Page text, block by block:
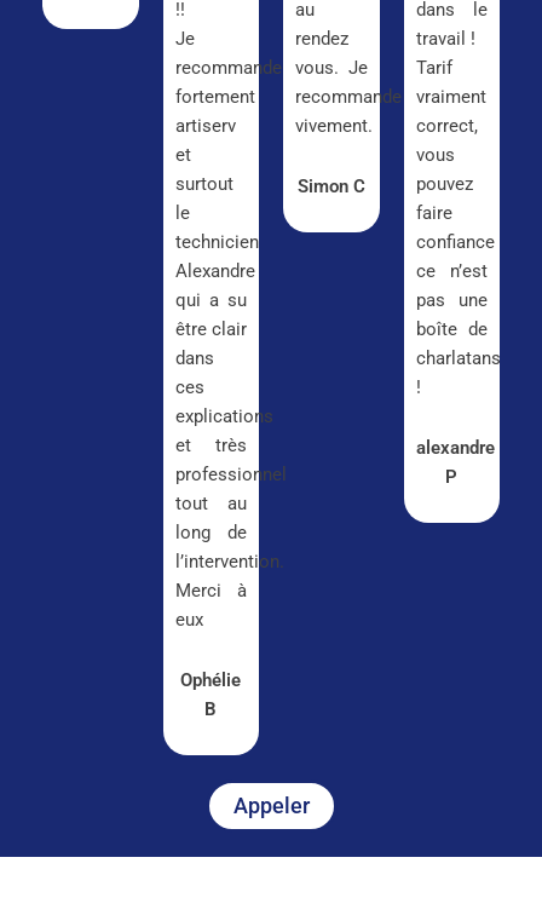
!!
Je
recommande
fortement
artiserv
et
surtout
le
technicien
Alexandre
qui a su
être clair
dans
ces
explications
et très
professionnel
tout au
long de
l’intervention.
Merci à
eux
Ophélie
B
au
rendez
vous. Je
recommande
vivement.
Simon C
dans le
travail !
Tarif
vraiment
correct,
vous
pouvez
faire
confiance
ce n’est
pas une
boîte de
charlatans
!
alexandre
P
Appeler